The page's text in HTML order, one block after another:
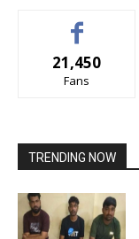
21,450
Fans
TRENDING NOW